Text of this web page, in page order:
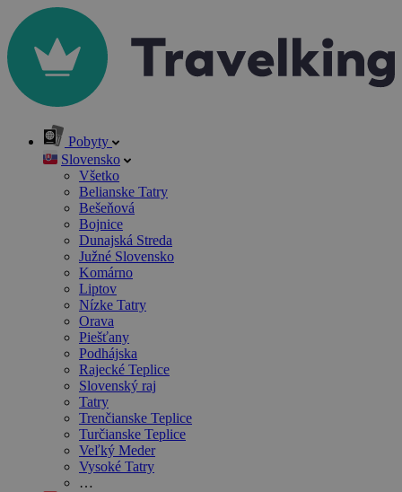
Pobyty
Slovensko
Všetko
Belianske Tatry
Bešeňová
Bojnice
Dunajská Streda
Južné Slovensko
Komárno
Liptov
Nízke Tatry
Orava
Piešťany
Podhájska
Rajecké Teplice
Slovenský raj
Tatry
Trenčianske Teplice
Turčianske Teplice
Veľký Meder
Vysoké Tatry
…